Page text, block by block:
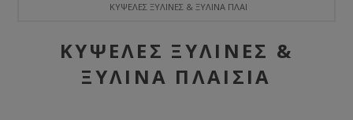
ΚΥΨΈΛΕΣ ΞΎΛΙΝΕΣ & ΞΎΛΙΝΑ ΠΛΑΊΣΙΑ
ΚΥΨΈΛΕΣ ΞΎΛΙΝΕΣ &
ΞΎΛΙΝΑ ΠΛΑΊΣΙΑ